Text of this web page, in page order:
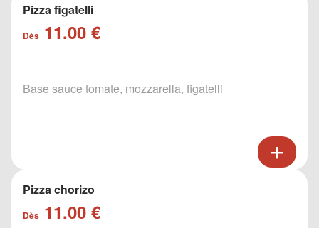
Pizza figatelli
Dès 11.00 €
Base sauce tomate, mozzarella, figatelli
Pizza chorizo
Dès 11.00 €